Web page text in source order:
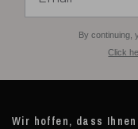
By continuing,
Click
Wir hoffen, dass